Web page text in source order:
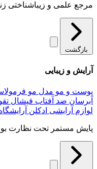
مرجع علمی و زیباشناختی
بازگشت
آرایش و زیبایی
پوست و مو مدل مو
آبرسان ضد آفتاب فیشال
لوازم آرایشی ادکلن
پایش مستمر تحت نظارت